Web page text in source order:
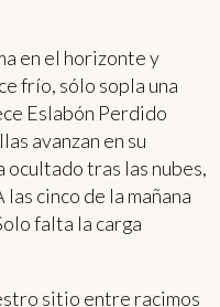
en el horizonte y
frío, sólo sopla una
Eslabón Perdido
avanzan en su
ocultado tras las nubes,
cinco de la mañana
falta la carga
sitio entre racimos